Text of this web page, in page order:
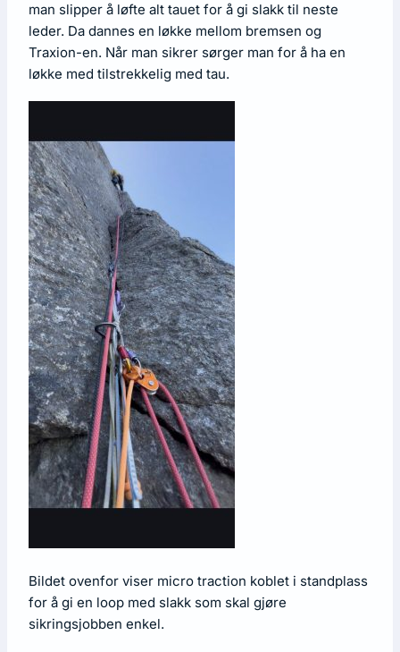
man slipper å løfte alt tauet for å gi slakk til neste
leder. Da dannes en løkke mellom bremsen og
Traxion-en. Når man sikrer sørger man for å ha en
løkke med tilstrekkelig med tau.
Bildet ovenfor viser micro traction koblet i standplass
for å gi en loop med slakk som skal gjøre
sikringsjobben enkel.